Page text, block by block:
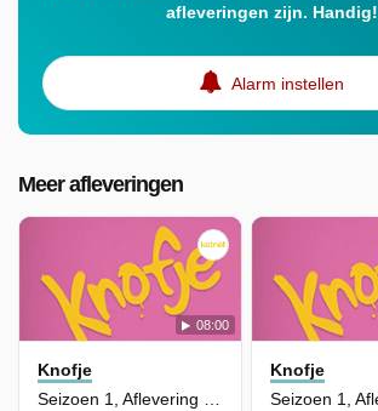
afleveringen zijn. Handig!
Alarm instellen
Meer afleveringen
08:00
Knofje
Seizoen 1, Aflevering 24 - Spruitjes
Knofje